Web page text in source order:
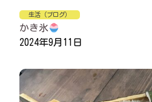
生活（ブログ）
かき氷
2024年9月11日